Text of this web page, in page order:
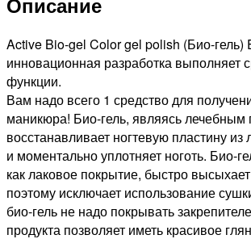
Active Bio-gel Color gel polish (Био-гель)
инновационная разработка выполняет
функции.
Вам надо всего 1 средство для
маникюра! Био-гель, являясь лечебным
восстанавливает ногтевую пластину из
и моментально уплотняет ноготь. Био-
как лаковое покрытие, быстро
поэтому исключает использование
био-гель не надо покрывать
продукта позволяет иметь красивое